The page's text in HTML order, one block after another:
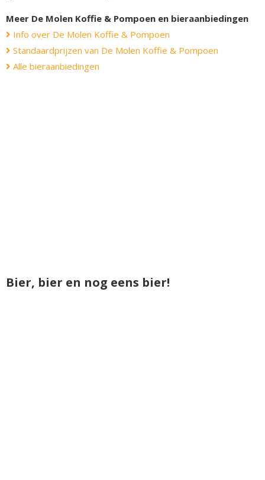
Meer De Molen Koffie & Pompoen en bieraanbiedingen
Info over De Molen Koffie & Pompoen
Standaardprijzen van De Molen Koffie & Pompoen
Alle bieraanbiedingen
Bier, bier en nog eens bier!